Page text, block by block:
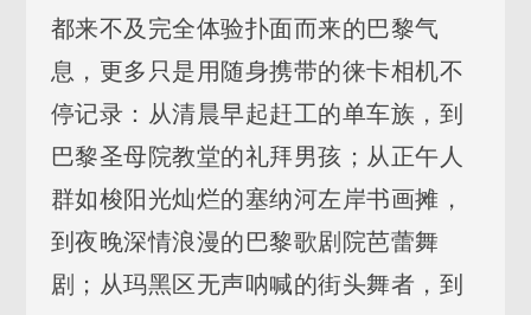
都来不及完全体验扑面而来的巴黎气
息，更多只是用随身携带的徕卡相机不
停记录：从清晨早起赶工的单车族，到
巴黎圣母院教堂的礼拜男孩；从正午人
群如梭阳光灿烂的塞纳河左岸书画摊，
到夜晚深情浪漫的巴黎歌剧院芭蕾舞
剧；从玛黑区无声呐喊的街头舞者，到